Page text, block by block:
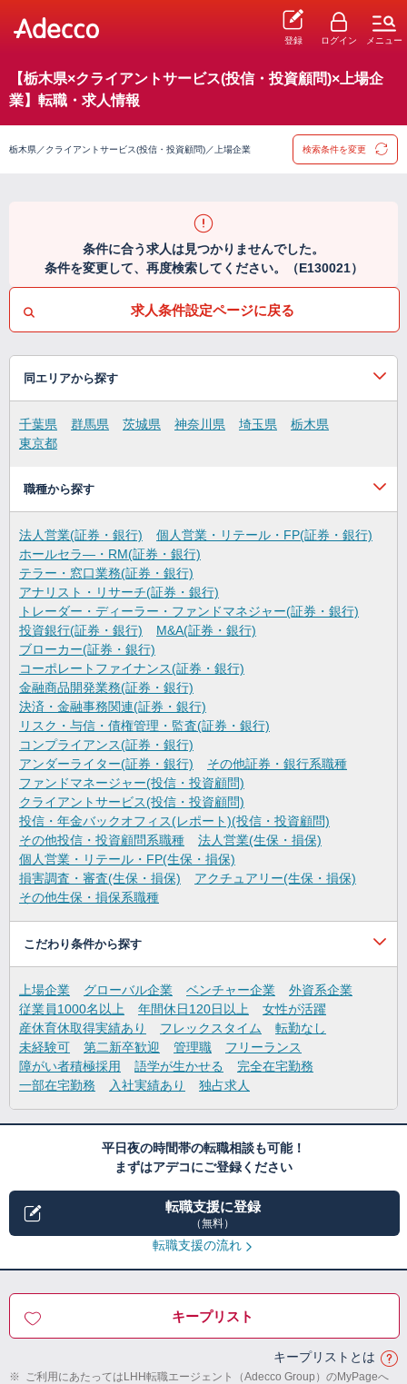
登録 ログイン メニュー
【栃木県×クライアントサービス(投信・投資顧問)×上場企
業】転職・求人情報
栃木県／クライアントサービス(投信・投資顧問)／上場企業 検索条件を変更
条件に合う求人は見つかりませんでした。
条件を変更して、再度検索してください。（E130021）
求人条件設定ページに戻る
同エリアから探す
千葉県 群馬県 茨城県 神奈川県 埼玉県
栃木県
東京都
職種から探す
法人営業(証券・銀行)
個人営業・リテール・FP(証券・銀行)
ホールセラ―・RM(証券・銀行)
テラー・窓口業務(証券・銀行)
アナリスト・リサーチ(証券・銀行)
トレーダー・ディーラー・ファンドマネジャー(証券・銀行)
投資銀行(証券・銀行)
M&A(証券・銀行)
ブローカー(証券・銀行)
コーポレートファイナンス(証券・銀行)
金融商品開発業務(証券・銀行)
決済・金融事務関連(証券・銀行)
リスク・与信・債権管理・監査(証券・銀行)
コンプライアンス(証券・銀行)
アンダーライター(証券・銀行)
その他証券・銀行系職種
ファンドマネージャー(投信・投資顧問)
クライアントサービス(投信・投資顧問)
投信・年金バックオフィス(レポート)(投信・投資顧問)
その他投信・投資顧問系職種
法人営業(生保・損保)
個人営業・リテール・FP(生保・損保)
損害調査・審査(生保・損保)
アクチュアリー(生保・損保)
その他生保・損保系職種
こだわり条件から探す
上場企業 グローバル企業 ベンチャー企業
外資系企業
従業員1000名以上
年間休日120日以上
女性が活躍
産休育休取得実績あり
フレックスタイム
転勤なし
未経験可
第二新卒歓迎 管理職
フリーランス
障がい者積極採用
語学が生かせる
完全在宅勤務
一部在宅勤務
入社実績あり 独占求人
平日夜の時間帯の転職相談も可能！
まずはアデコにご登録ください
転職支援に登録
（無料）
転職支援の流れ
キープリスト
キープリストとは
※ ご利用にあたってはLHH転職エージェント（Adecco Group）のMyPageへ